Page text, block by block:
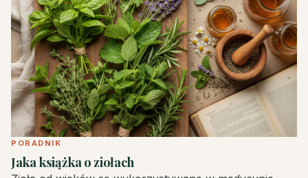
PORADNIK
Jaka książka o ziołach